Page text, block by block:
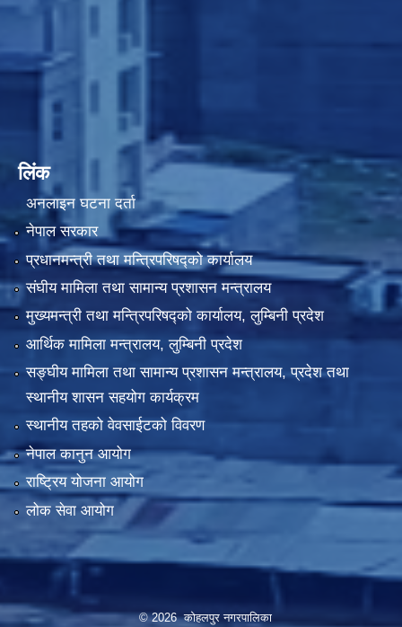
लिंक
अनलाइन घटना दर्ता
नेपाल सरकार
प्रधानमन्त्री तथा मन्त्रिपरिषद्को कार्यालय
संघीय मामिला तथा सामान्य प्रशासन मन्त्रालय
मुख्यमन्त्री तथा मन्त्रिपरिषद्को कार्यालय, लुम्बिनी प्रदेश
आर्थिक मामिला मन्त्रालय, लुम्बिनी प्रदेश
सङ्घीय मामिला तथा सामान्य प्रशासन मन्त्रालय, प्रदेश तथा
स्थानीय शासन सहयोग कार्यक्रम
स्थानीय तहको वेवसाईटको विवरण
नेपाल कानुन आयोग
राष्ट्रिय योजना आयोग
लोक सेवा आयोग
© 2026 कोहलपुर नगरपालिका